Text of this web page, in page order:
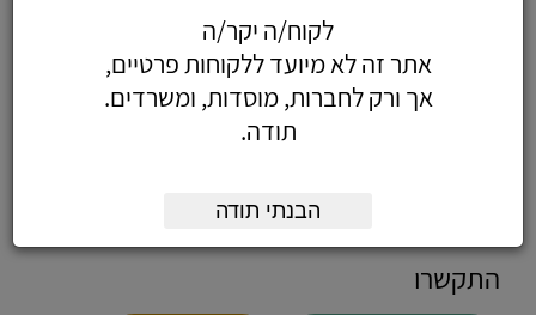
ארונית 4 מגירות מעץ, ללא
גלגלים
מק"ט
5600023
מק"ט
התקשרו
לקוח/ה יקר/ה
אתר זה לא מיועד ללקוחות פרטיים,
אך ורק לחברות, מוסדות, ומשרדים.
תודה.
הבנתי תודה